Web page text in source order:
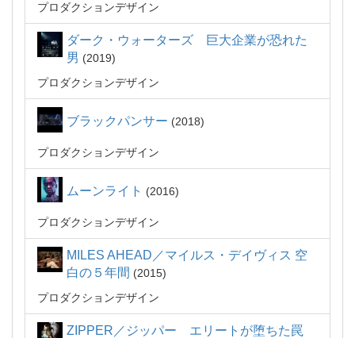
プロダクションデザイン
ダーク・ウォーターズ 巨大企業が恐れた
男
2019
プロダクションデザイン
ブラックパンサー 2018
プロダクションデザイン
ムーンライト 2016
プロダクションデザイン
MILES AHEAD／マイルス・デイヴィス 空
白の５年間
2015
プロダクションデザイン
ZIPPER／ジッパー エリートが堕ちた罠